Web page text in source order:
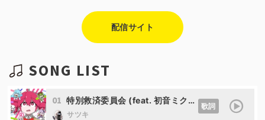
配信サイト
SONG LIST
01 特別救済委員会 (feat. 初音ミク&GUMI&IA&v4 flower&可不&重音テト)
サツキ
歌詞